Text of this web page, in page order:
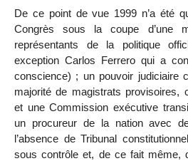
De ce point de vue 1999 n’a été
Congrès sous la coupe d’une
représentants de la politique
exception Carlos Ferrero qui a
conscience) ; un pouvoir judiciaire
majorité de magistrats provisoires,
et une Commission exécutive
un procureur de la nation avec
l’absence de Tribunal
sous contrôle et, de ce fait même,